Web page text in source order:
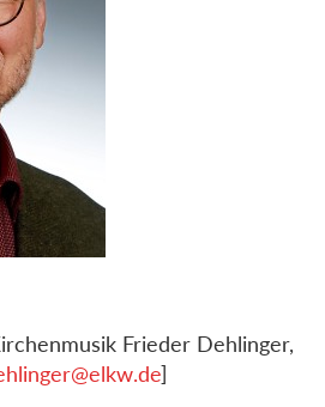
Frieder Dehlinger,
]